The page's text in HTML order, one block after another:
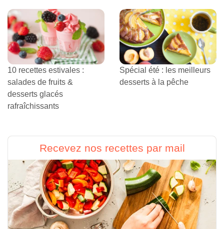
10 recettes estivales :
salades de fruits &
desserts glacés
rafraîchissants
Spécial été : les meilleurs
desserts à la pêche
Recevez nos recettes par mail